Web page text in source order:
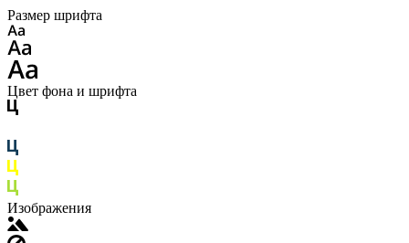
Размер шрифта
Цвет фона и шрифта
Изображения